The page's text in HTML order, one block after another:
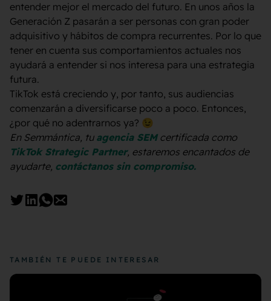
entender mejor el mercado del futuro. En unos años la
Generación Z pasarán a ser personas con gran poder
adquisitivo y hábitos de compra recurrentes. Por lo que
tener en cuenta sus comportamientos actuales nos
ayudará a entender si nos interesa para una estrategia
futura.
TikTok está creciendo y, por tanto, sus audiencias
comenzarán a diversificarse poco a poco. Entonces,
¿por qué no adentrarnos ya? 😉
En Semmántica, tu agencia SEMcertificada como
TikTok Strategic Partner, estaremos encantados de
ayudarte, contáctanos sin compromiso.
TAMBIÉN TE PUEDE INTERESAR